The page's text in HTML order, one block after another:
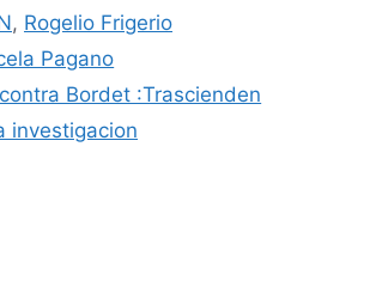
, Rogelio Frigerio
Pagano
Bordet :Trascienden
investigacion